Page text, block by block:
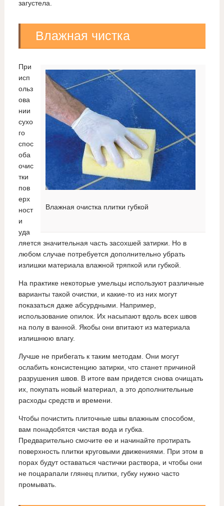
загустела.
Влажная чистка
Влажная очистка плитки губкой
При
исп
ольз
ова
нии
сухо
го
спос
оба
очис
тки
пов
ерх
ност
и
уда
ляется значительная часть засохшей затирки. Но в
любом случае потребуется дополнительно убрать
излишки материала влажной тряпкой или губкой.
На практике некоторые умельцы используют различные
варианты такой очистки, и какие-то из них могут
показаться даже абсурдными. Например,
использование опилок. Их насыпают вдоль всех швов
на полу в ванной. Якобы они впитают из материала
излишнюю влагу.
Лучше не прибегать к таким методам. Они могут
ослабить консистенцию затирки, что станет причиной
разрушения швов. В итоге вам придется снова очищать
их, покупать новый материал, а это дополнительные
расходы средств и времени.
Чтобы почистить плиточные швы влажным способом,
вам понадобятся чистая вода и губка.
Предварительно смочите ее и начинайте протирать
поверхность плитки круговыми движениями. При этом в
порах будут оставаться частички раствора, и чтобы они
не поцарапали глянец плитки, губку нужно часто
промывать.